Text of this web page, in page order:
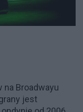
na Broadwayu
jest